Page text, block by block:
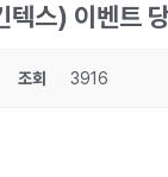
스) 이벤트
조회 3916